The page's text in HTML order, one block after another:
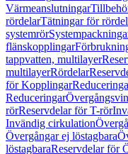
Värmeanslutningar
rördelarTätningar för
systemrör
flänskopplingar
tappvatten, multilayer
multilayerRördelar
för Kopplingar
Reduceringar
rörReservdelar för T-rör
Invändig cirkulation
Övergångar ej löstagbara
löstagbaraReservdelar för